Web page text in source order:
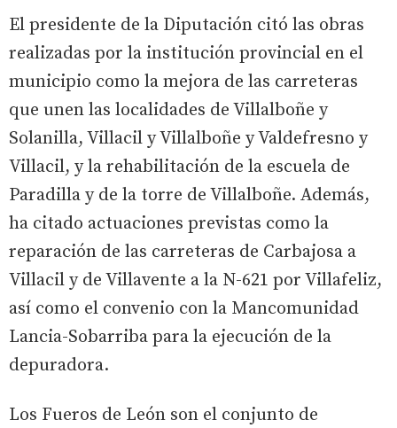
El presidente de la Diputación citó las obras
realizadas por la institución provincial en el
municipio como la mejora de las carreteras
que unen las localidades de Villalboñe y
Solanilla, Villacil y Villalboñe y Valdefresno y
Villacil, y la rehabilitación de la escuela de
Paradilla y de la torre de Villalboñe. Además,
ha citado actuaciones previstas como la
reparación de las carreteras de Carbajosa a
Villacil y de Villavente a la N-621 por Villafeliz,
así como el convenio con la Mancomunidad
Lancia-Sobarriba para la ejecución de la
depuradora.
Los Fueros de León son el conjunto de